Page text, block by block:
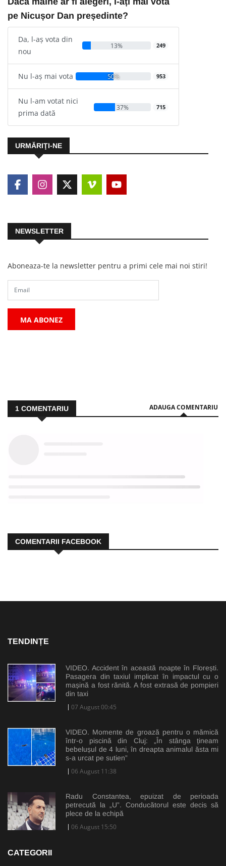
pe Nicușor Dan președinte?
Da, l-aș vota din
nou
13% 249
Nu l-aș mai vota 50% 953
Nu l-am votat nici
prima dată
37% 715
URMĂRIŢI-NE
NEWSLETTER
Aboneaza-te la newsletter pentru a primi cele mai noi stiri!
MA ABONEZ
1 COMENTARIU ADAUGA COMENTARIU
COMENTARII FACEBOOK
TENDINȚE
VIDEO. Accident în această noapte în Florești.
Pasagera din taxiul implicat în impactul cu o
mașină a fost rănită. A fost extrasă de pompieri
din taxi
07 August 00:45
VIDEO. Momente de groază pentru o mămică
într-o piscină din Cluj: „În stânga țineam
bebelușul de 4 luni, în dreapta animalul ăsta mi
s-a urcat pe sutien”
06 August 11:38
Radu Constantea, epuizat de perioada
petrecută la „U”. Conducătorul este decis să
plece de la echipă
06 August 15:50
CATEGORII